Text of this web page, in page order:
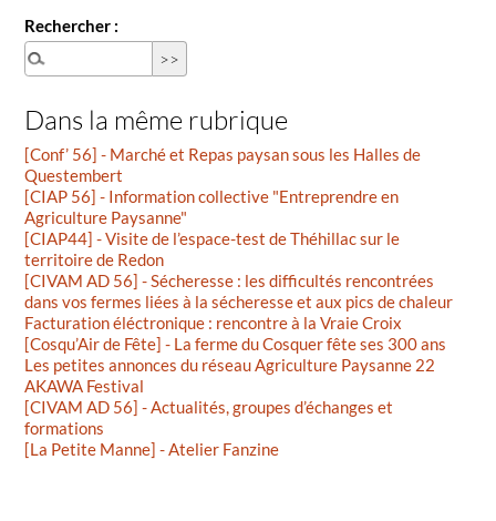
Rechercher :
Dans la même rubrique
[Conf’ 56] - Marché et Repas paysan sous les Halles de
Questembert
[CIAP 56] - Information collective "Entreprendre en
Agriculture Paysanne"
[CIAP44] - Visite de l’espace-test de Théhillac sur le
territoire de Redon
[CIVAM AD 56] - Sécheresse : les difficultés rencontrées
dans vos fermes liées à la sécheresse et aux pics de chaleur
Facturation éléctronique : rencontre à la Vraie Croix
[Cosqu’Air de Fête] - La ferme du Cosquer fête ses 300 ans
Les petites annonces du réseau Agriculture Paysanne 22
AKAWA Festival
[CIVAM AD 56] - Actualités, groupes d’échanges et
formations
[La Petite Manne] - Atelier Fanzine